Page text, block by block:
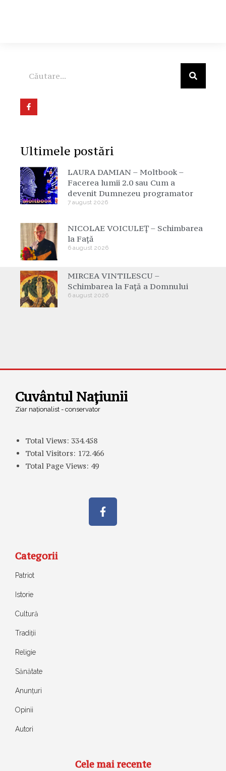
Ultimele postări
LAURA DAMIAN – Moltbook –
Facerea lumii 2.0 sau Cum a
devenit Dumnezeu programator
7 august 2026
NICOLAE VOICULEȚ – Schimbarea
la Față
6 august 2026
MIRCEA VINTILESCU –
Schimbarea la Față a Domnului
6 august 2026
Cuvântul Națiunii
Ziar naționalist - conservator
Total Views: 334.458
Total Visitors: 172.466
Total Page Views: 49
Categorii
Patriot
Istorie
Cultură
Tradiții
Religie
Sănătate
Anunțuri
Opinii
Autori
Cele mai recente